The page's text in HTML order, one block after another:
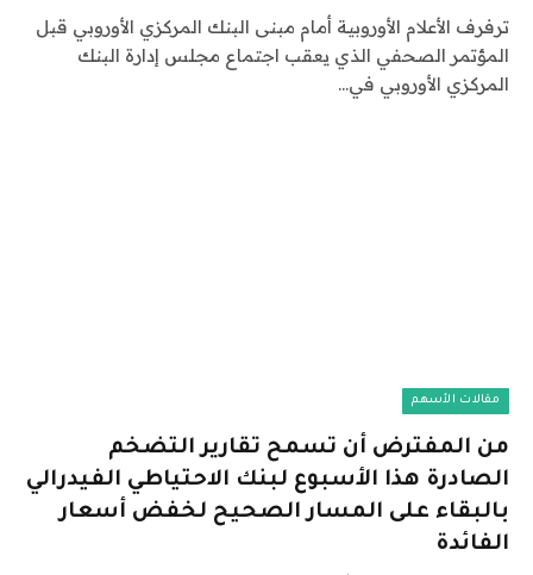
ترفرف الأعلام الأوروبية أمام مبنى البنك المركزي الأوروبي قبل
المؤتمر الصحفي الذي يعقب اجتماع مجلس إدارة البنك
المركزي الأوروبي في…
مقالات الأسهم
من المفترض أن تسمح تقارير التضخم
الصادرة هذا الأسبوع لبنك الاحتياطي الفيدرالي
بالبقاء على المسار الصحيح لخفض أسعار
الفائدة